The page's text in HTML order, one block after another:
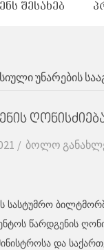
ᲨᲔᲡᲐᲮᲔᲑ
უნარების
ბოლო
სასტუმრო
წარდგენის
და